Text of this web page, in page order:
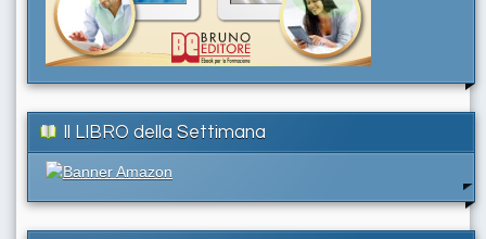
Il LIBRO della Settimana